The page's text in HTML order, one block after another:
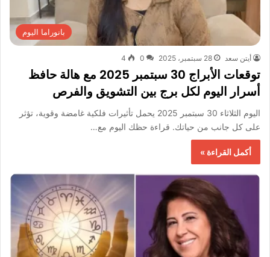
بانوراما اليوم
أيتن سعد 28 سبتمبر، 2025 0
4
توقعات الأبراج 30 سبتمبر 2025 مع هالة حافظ
أسرار اليوم لكل برج بين التشويق والفرص
اليوم الثلاثاء 30 سبتمبر 2025 يحمل تأثيرات فلكية غامضة وقوية، تؤثر
على كل جانب من حياتك. قراءة حظك اليوم مع…
أكمل القراءة »